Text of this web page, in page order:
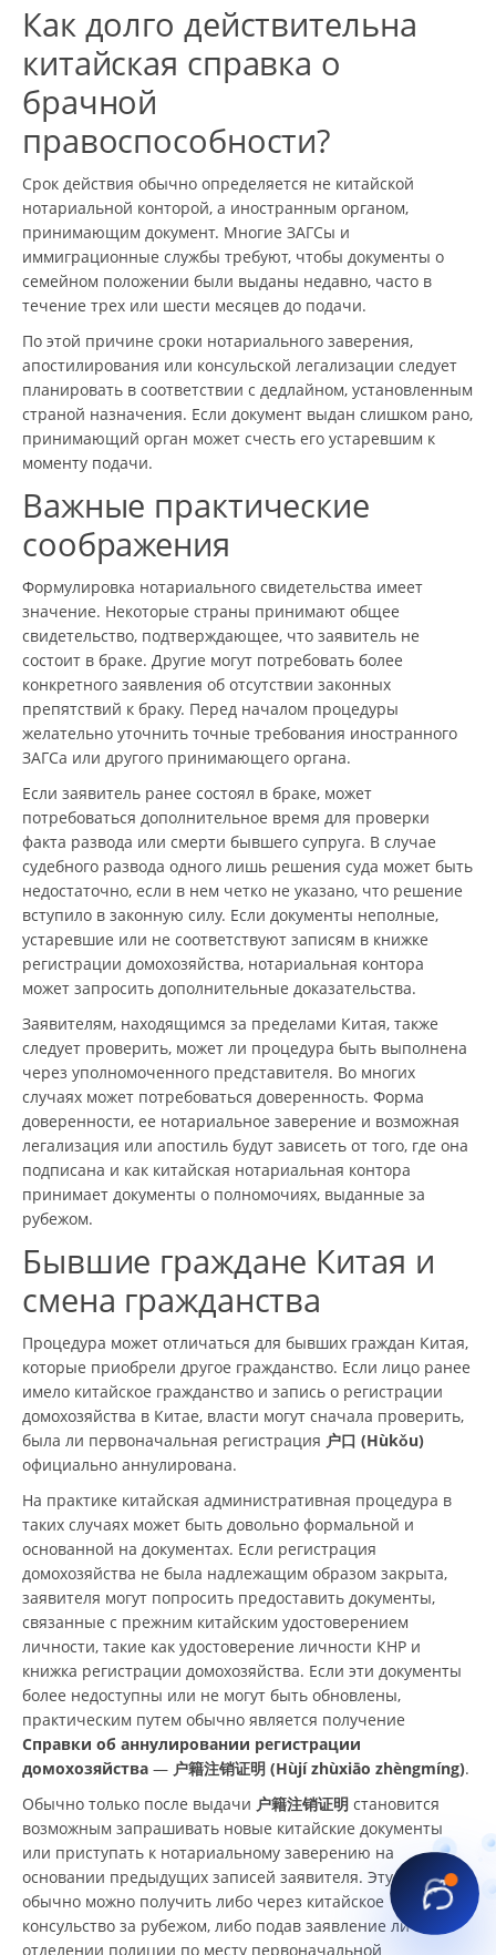
Как долго действительна
китайская справка о
брачной
правоспособности?
Срок действия обычно определяется не китайской
нотариальной конторой, а иностранным органом,
принимающим документ. Многие ЗАГСы и
иммиграционные службы требуют, чтобы документы о
семейном положении были выданы недавно, часто в
течение трех или шести месяцев до подачи.
По этой причине сроки нотариального заверения,
апостилирования или консульской легализации следует
планировать в соответствии с дедлайном, установленным
страной назначения. Если документ выдан слишком рано,
принимающий орган может счесть его устаревшим к
моменту подачи.
Важные практические
соображения
Формулировка нотариального свидетельства имеет
значение. Некоторые страны принимают общее
свидетельство, подтверждающее, что заявитель не
состоит в браке. Другие могут потребовать более
конкретного заявления об отсутствии законных
препятствий к браку. Перед началом процедуры
желательно уточнить точные требования иностранного
ЗАГСа или другого принимающего органа.
Если заявитель ранее состоял в браке, может
потребоваться дополнительное время для проверки
факта развода или смерти бывшего супруга. В случае
судебного развода одного лишь решения суда может быть
недостаточно, если в нем четко не указано, что решение
вступило в законную силу. Если документы неполные,
устаревшие или не соответствуют записям в книжке
регистрации домохозяйства, нотариальная контора
может запросить дополнительные доказательства.
Заявителям, находящимся за пределами Китая, также
следует проверить, может ли процедура быть выполнена
через уполномоченного представителя. Во многих
случаях может потребоваться доверенность. Форма
доверенности, ее нотариальное заверение и возможная
легализация или апостиль будут зависеть от того, где она
подписана и как китайская нотариальная контора
принимает документы о полномочиях, выданные за
рубежом.
Бывшие граждане Китая и
смена гражданства
Процедура может отличаться для бывших граждан Китая,
которые приобрели другое гражданство. Если лицо ранее
имело китайское гражданство и запись о регистрации
домохозяйства в Китае, власти могут сначала проверить,
была ли первоначальная регистрация 户口 (Hùkǒu)
официально аннулирована.
На практике китайская административная процедура в
таких случаях может быть довольно формальной и
основанной на документах. Если регистрация
домохозяйства не была надлежащим образом закрыта,
заявителя могут попросить предоставить документы,
связанные с прежним китайским удостоверением
личности, такие как удостоверение личности КНР и
книжка регистрации домохозяйства. Если эти документы
более недоступны или не могут быть обновлены,
практическим путем обычно является получение
Справки об аннулировании регистрации
домохозяйства — 户籍注销证明 (Hùjí zhùxiāo zhèngmíng).
Обычно только после выдачи 户籍注销证明 становится
возможным запрашивать новые китайские документы
или приступать к нотариальному заверению на
основании предыдущих записей заявителя. Эту справку
обычно можно получить либо через китайское
консульство за рубежом, либо подав заявление лично в
отделении полиции по месту первоначальной